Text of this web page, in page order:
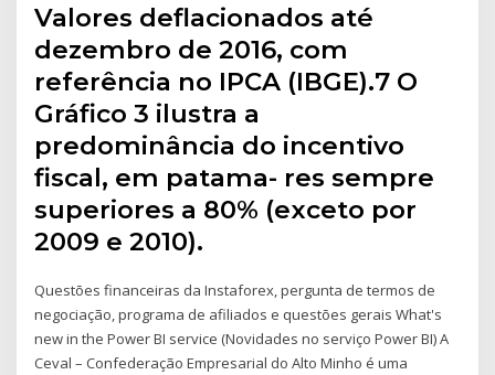
Valores deflacionados até
dezembro de 2016, com
referência no IPCA (IBGE).7 O
Gráfico 3 ilustra a
predominância do incentivo
fiscal, em patama- res sempre
superiores a 80% (exceto por
2009 e 2010).
Questões financeiras da Instaforex, pergunta de termos de
negociação, programa de afiliados e questões gerais What's
new in the Power BI service (Novidades no serviço Power BI) A
Ceval – Confederação Empresarial do Alto Minho é uma